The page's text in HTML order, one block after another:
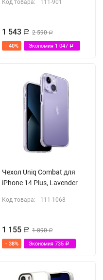
Код товара: 111-901
1 543 Р 2 590Р
- 40% Экономия 1 047 Р
Чехол Uniq Combat для
iPhone 14 Plus, Lavender
Код товара: 111-1068
1 155 Р 1 890Р
- 38% Экономия 735 Р